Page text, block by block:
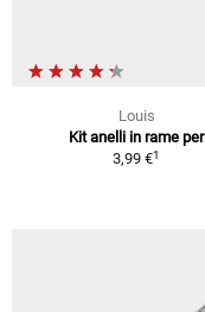
Louis
Kit anelli in rame per
3,99 €1